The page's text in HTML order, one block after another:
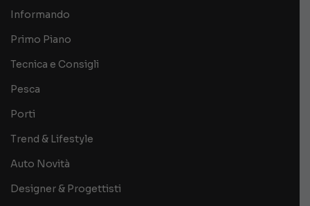
Informando
Primo Piano
Tecnica e Consigli
Pesca
Porti
Trend & Lifestyle
Auto Novità
Designer & Progettisti